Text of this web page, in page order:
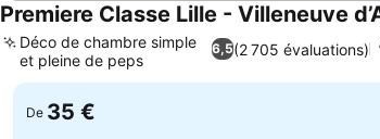
Premiere Classe Lille - Villeneuve
6,5(2 705 évaluations)
Déco de chambre simple
et pleine de peps
De 35 €